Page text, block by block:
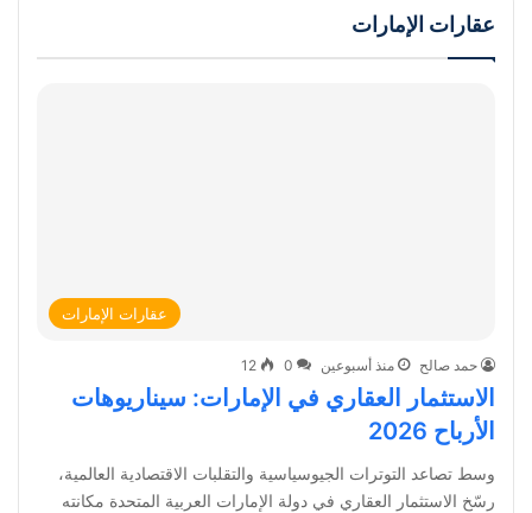
عقارات الإمارات
عقارات الإمارات
حمد صالح منذ أسبوعين 0
12
الاستثمار العقاري في الإمارات: سيناريوهات
الأرباح 2026
وسط تصاعد التوترات الجيوسياسية والتقلبات الاقتصادية العالمية،
رسّخ الاستثمار العقاري في دولة الإمارات العربية المتحدة مكانته